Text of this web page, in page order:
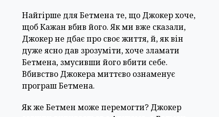
Найгірше для Бетмена те, що Джокер хоче,
щоб Кажан вбив його. Як ми вже сказали,
Джокер не дбає про своє життя, й, як він
дуже ясно дав зрозуміти, хоче зламати
Бетмена, змусивши його вбити себе.
Вбивство Джокера миттєво ознаменує
програш Бетмена.
Як же Бетмен може перемогти? Джокер